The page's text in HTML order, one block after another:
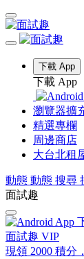
下載 App
下載 App
瀏覽器擴
精選專欄
周邊商店
大台北租
動態 動態 搜尋
面試趣
面試趣 VIP
現領 2000 積分